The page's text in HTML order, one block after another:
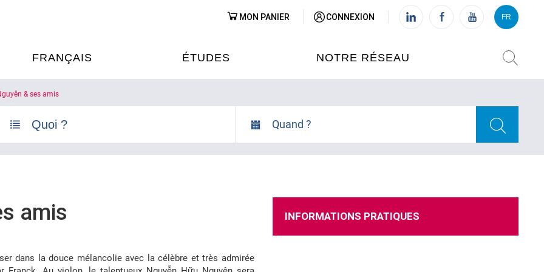
FRANÇAIS
DE FRANÇAIS
LINGUISTIQUE
ÉDUCATIVE
ÉTUDES NOTRE RÉSEAU
VIETNAM (IFV)
MON PANIER CONNEXION FR
VI FR
& ses amis
Quand ?
amis
dans la douce mélancolie avec la célèbre et très admirée
INFORMATIONS PRATIQUES